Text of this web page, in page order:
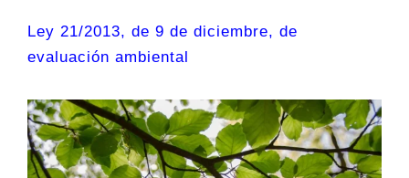
Ley 21/2013, de 9 de diciembre, de
evaluación ambiental